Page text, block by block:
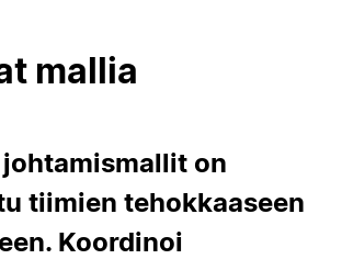
mallia
on
tiimien tehokkaaseen
Koordinoi